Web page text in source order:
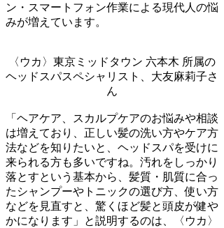
ン・スマートフォン作業による現代人の悩
みが増えています。
〈ウカ〉東京ミッドタウン 六本木 所属の
ヘッドスパスペシャリスト、大友麻莉子さ
ん
「ヘアケア、スカルプケアのお悩みや相談
は増えており、正しい髪の洗い方やケア方
法などを知りたいと、ヘッドスパを受けに
来られる方も多いですね。汚れをしっかり
落とすという基本から、髪質・肌質に合っ
たシャンプーやトニックの選び方、使い方
などを見直すと、驚くほど髪と頭皮が健や
かになります」と説明するのは、〈ウカ〉